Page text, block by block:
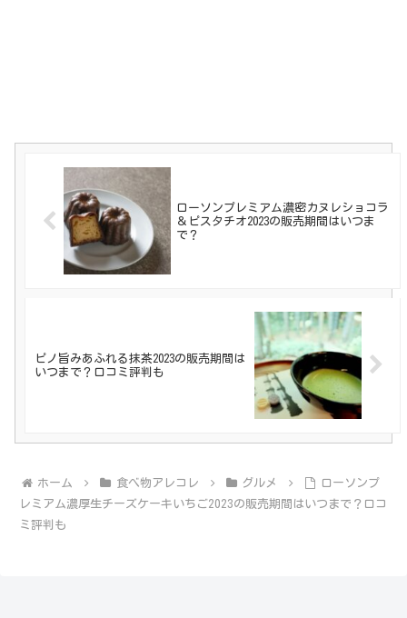
ローソンプレミアム濃密カヌレショコラ
＆ピスタチオ2023の販売期間はいつま
で？
ピノ旨みあふれる抹茶2023の販売期間は
いつまで？口コミ評判も
ホーム 食べ物アレコレ グルメ
ローソンプ
レミアム濃厚生チーズケーキいちご2023の販売期間はいつまで？口コ
ミ評判も